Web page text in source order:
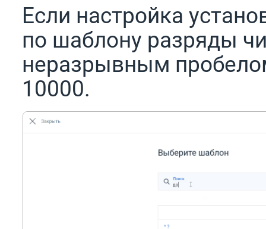
Если настройка
по шаблону разряды
неразрывным
10000.